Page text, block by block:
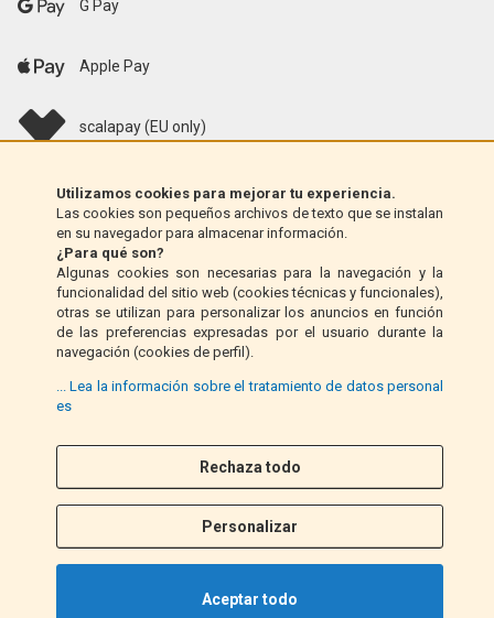
Utilizamos cookies para mejorar tu experiencia.
Las cookies son pequeños archivos de texto que se instalan
en su navegador para almacenar información.
¿Para qué son?
Algunas cookies son necesarias para la navegación y la
funcionalidad del sitio web (cookies técnicas y funcionales),
otras se utilizan para personalizar los anuncios en función
de las preferencias expresadas por el usuario durante la
navegación (cookies de perfil).
... Lea la información sobre el tratamiento de datos personal
es
Rechaza todo
Personalizar
Aceptar todo
G Pay
Apple Pay
scalapay (EU only)
Klarna (solo UE)
Giro postal (solo Italia)
Contra reembolso (solo Italia)
F
c
e
I
s
t